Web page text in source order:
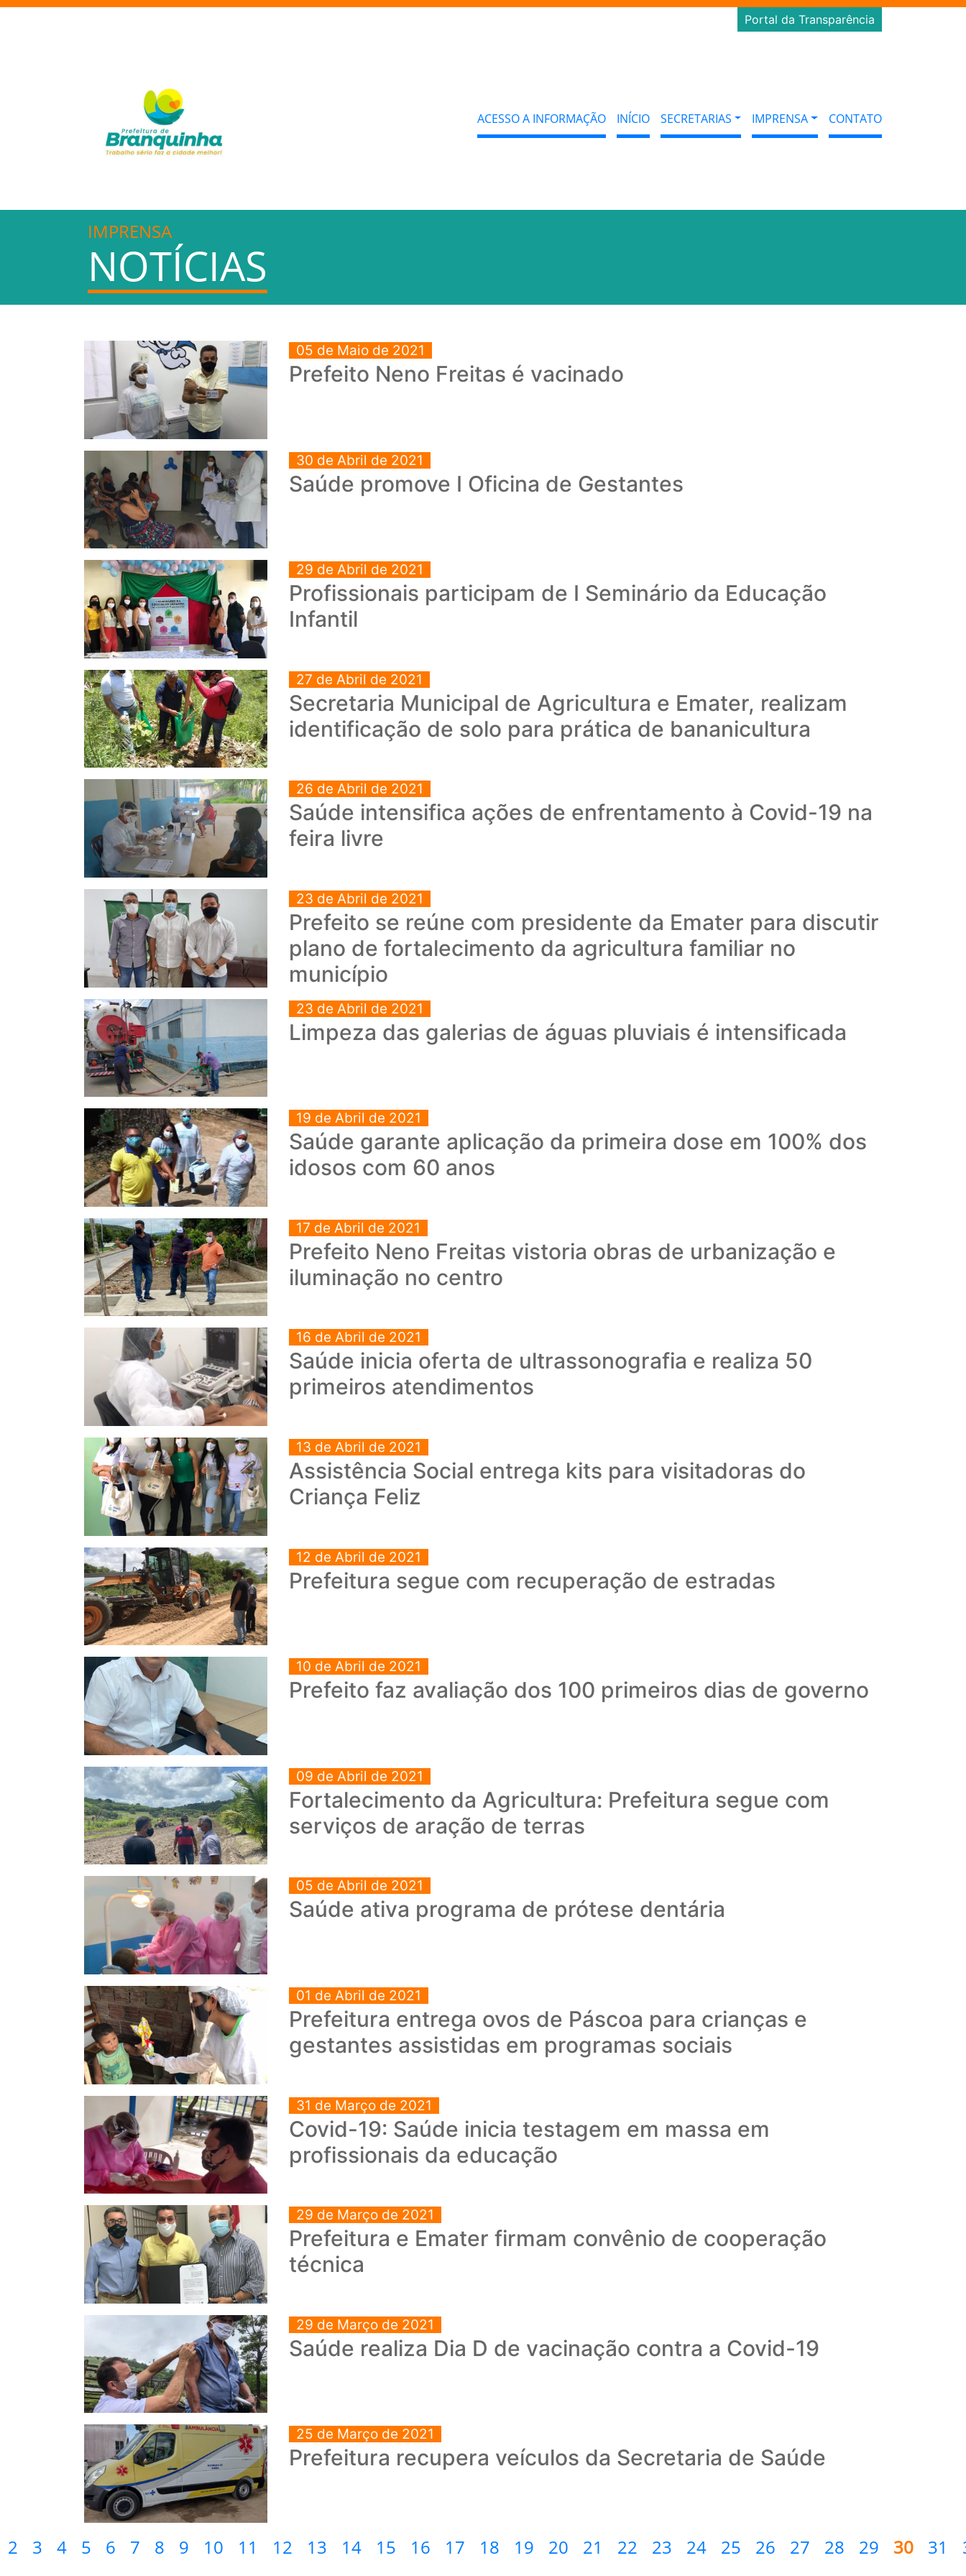
Portal da Transparência
ACESSO A INFORMAÇÃO INÍCIO SECRETARIAS IMPRENSA CONTATO
IMPRENSA
NOTÍCIAS
05 de Maio de 2021
Prefeito Neno Freitas é vacinado
30 de Abril de 2021
Saúde promove I Oficina de Gestantes
29 de Abril de 2021
Profissionais participam de I Seminário da Educação
Infantil
27 de Abril de 2021
Secretaria Municipal de Agricultura e Emater, realizam
identificação de solo para prática de bananicultura
26 de Abril de 2021
Saúde intensifica ações de enfrentamento à Covid-19 na
feira livre
23 de Abril de 2021
Prefeito se reúne com presidente da Emater para discutir
plano de fortalecimento da agricultura familiar no
município
23 de Abril de 2021
Limpeza das galerias de águas pluviais é intensificada
19 de Abril de 2021
Saúde garante aplicação da primeira dose em 100% dos
idosos com 60 anos
17 de Abril de 2021
Prefeito Neno Freitas vistoria obras de urbanização e
iluminação no centro
16 de Abril de 2021
Saúde inicia oferta de ultrassonografia e realiza 50
primeiros atendimentos
13 de Abril de 2021
Assistência Social entrega kits para visitadoras do
Criança Feliz
12 de Abril de 2021
Prefeitura segue com recuperação de estradas
10 de Abril de 2021
Prefeito faz avaliação dos 100 primeiros dias de governo
09 de Abril de 2021
Fortalecimento da Agricultura: Prefeitura segue com
serviços de aração de terras
05 de Abril de 2021
Saúde ativa programa de prótese dentária
01 de Abril de 2021
Prefeitura entrega ovos de Páscoa para crianças e
gestantes assistidas em programas sociais
31 de Março de 2021
Covid-19: Saúde inicia testagem em massa em
profissionais da educação
29 de Março de 2021
Prefeitura e Emater firmam convênio de cooperação
técnica
29 de Março de 2021
Saúde realiza Dia D de vacinação contra a Covid-19
25 de Março de 2021
Prefeitura recupera veículos da Secretaria de Saúde
2 3 4 5 6 7 8 9 10 11 12 13 14 15 16 17 18 19 20 21 22 23 24 25 26 27 28 29 30 31